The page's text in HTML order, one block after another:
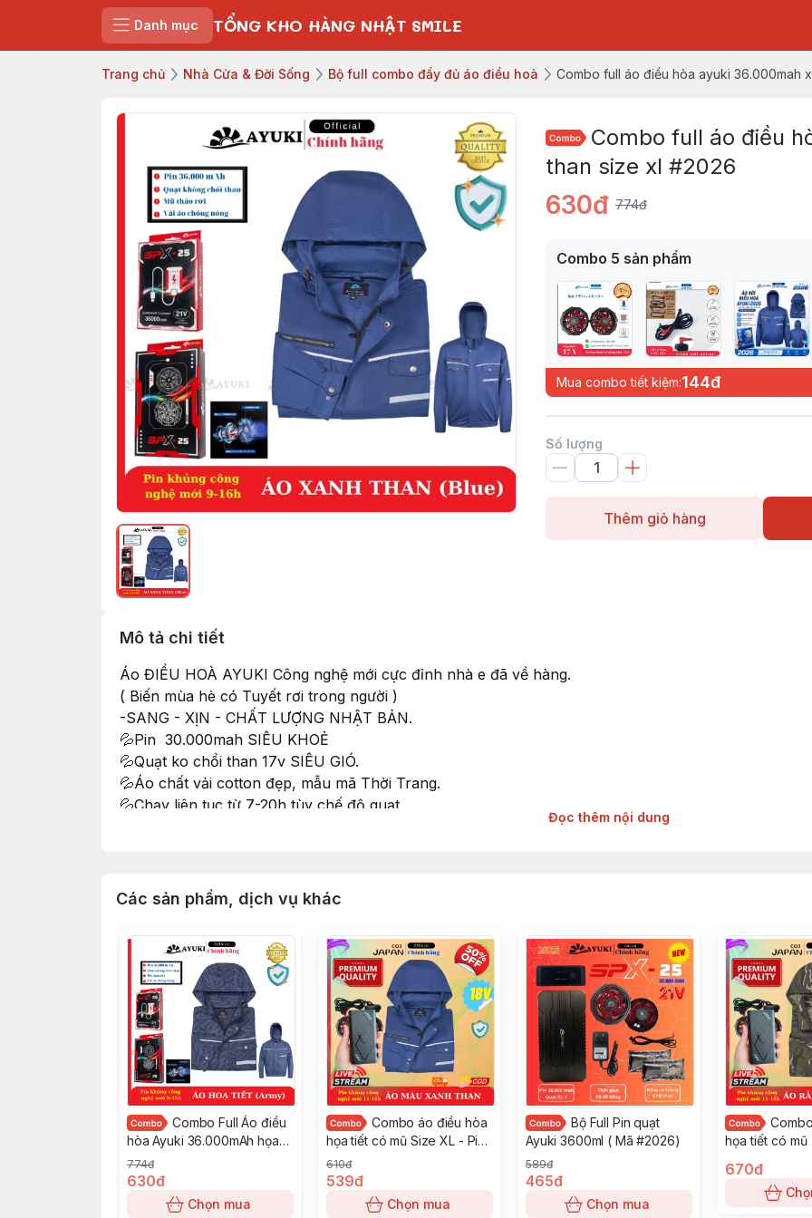
Danh mục TỔNG KHO HÀNG NHẬT SMILE
Trang chủ Nhà Cửa & Đời Sống Bộ full combo đầy đủ áo điều hoà Combo full áo điều hòa ayuki 36.000mah
Combo full áo điều
than size xl #2026
630đ 774đ
Combo 5 sản phẩm
Mua combo tiết kiệm:144đ
Số lượng
Thêm giỏ hàng
Mô tả chi tiết
Áo ĐIỀU HOÀ AYUKI Công nghệ mới cực đỉnh nhà e đã về hàng.
( Biến mùa hè có Tuyết rơi trong người )
-SANG - XỊN - CHẤT LƯỢNG NHẬT BẢN.
💦Pin 30.000mah SIÊU KHOẺ
💦Quạt ko chổi than 17v SIÊU GIÓ.
💦Áo chất vải cotton đẹp, mẫu mã Thời Trang.
💦Chạy liên tục từ 7-20h tùy chế độ quạt
Đọc thêm nội dung
Các sản phẩm, dịch vụ khác
Combo Full Áo điều
hòa Ayuki 36.000mAh họa
tiết Size XL #2026
774đ
630đ
Chọn mua
Combo áo điều hòa
họa tiết có mũ Size XL - Pin
C03 10-18 tiếng
610đ
539đ
Chọn mua
Bộ Full Pin quạt
Ayuki 3600ml ( Mã #2026)
589đ
465đ
Chọn mua
họa tiết có
670đ